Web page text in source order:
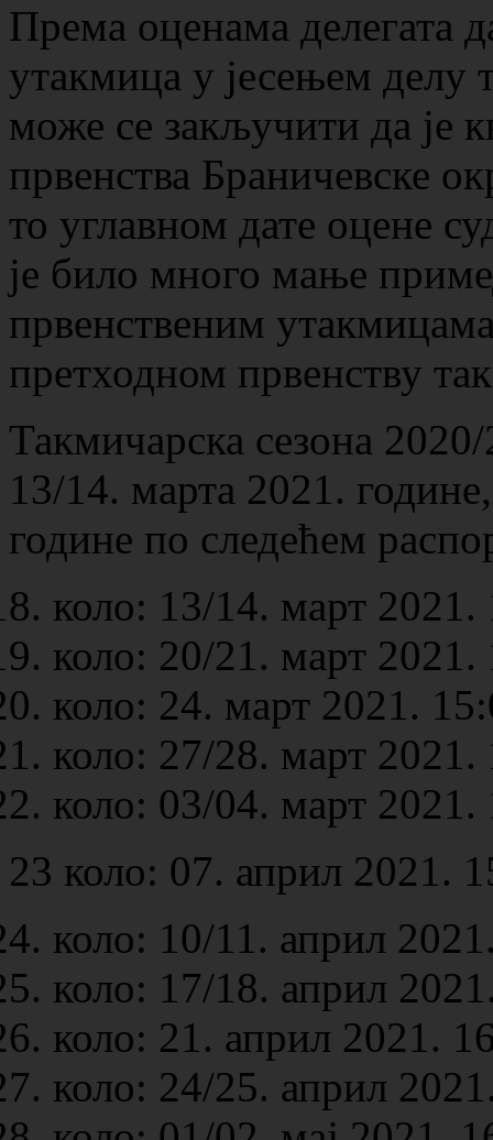
Према оценама делегата
утакмица у јесењем делу
може се закључити да је
првенства Браничевске
то углавном дате оцене
је било много мање
првенственим
претходном првенству
Такмичарска сезона
13/14. марта 2021.
године по следећем
коло: 13/14. март 2021.
коло: 20/21. март 2021.
коло: 24. март 2021.
коло: 27/28. март 2021.
коло: 03/04. март 2021.
23 коло: 07. април 2021.
коло: 10/11. април
коло: 17/18. април
коло: 21. април 2021.
коло: 24/25. април